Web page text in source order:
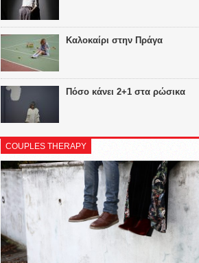
Καλοκαίρι στην Πράγα
Πόσο κάνει 2+1 στα ρώσικα
COUPLES THERAPY